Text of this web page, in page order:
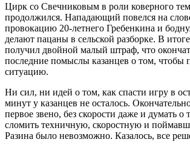
Цирк со Свечниковым в роли коверного
продолжился. Нападающий повелся на
провокацию 20-летнего Гребенкина и
делают пацаны в сельской разборке. В
получил двойной малый штраф, что
последние помыслы казанцев о том, чтобы
ситуацию.
Ни сил, ни идей о том, как спасти игру в
минут у казанцев не осталось.
первое звено, без скорости даже и думать о
сломить техничную, скоростную и
Разина было невозможно. Казалось, все